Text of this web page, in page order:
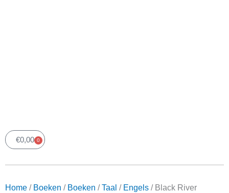
€0,00 0
Winkelwagen
Home / Boeken / Boeken /Taal / Engels / Black River